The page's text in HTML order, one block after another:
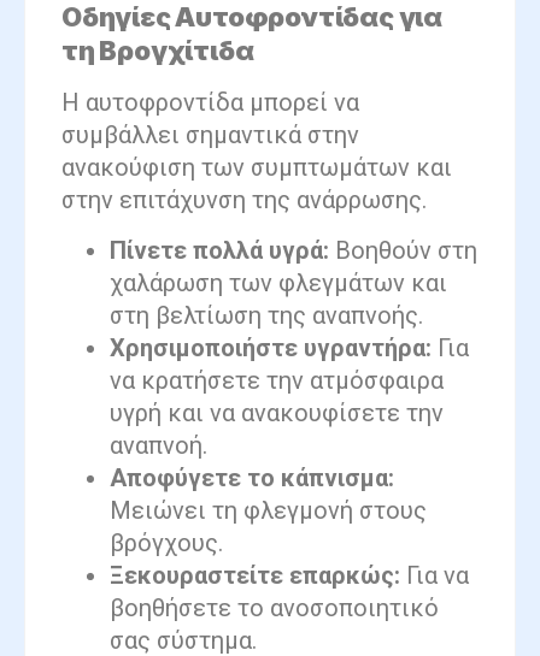
Οδηγίες Αυτοφροντίδας για
τη Βρογχίτιδα
Η αυτοφροντίδα μπορεί να
συμβάλλει σημαντικά στην
ανακούφιση των συμπτωμάτων και
στην επιτάχυνση της ανάρρωσης.
Πίνετε πολλά υγρά: Βοηθούν στη
χαλάρωση των φλεγμάτων και
στη βελτίωση της αναπνοής.
Χρησιμοποιήστε υγραντήρα: Για
να κρατήσετε την ατμόσφαιρα
υγρή και να ανακουφίσετε την
αναπνοή.
Αποφύγετε το κάπνισμα:
Μειώνει τη φλεγμονή στους
βρόγχους.
Ξεκουραστείτε επαρκώς: Για να
βοηθήσετε το ανοσοποιητικό
σας σύστημα.